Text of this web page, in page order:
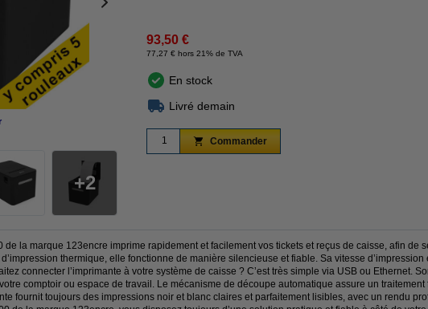
2
93,50 €
77,27 € hors 21% de TVA
En stock
Livré demain
Commander
de la marque 123encre imprime rapidement et facilement vos tickets et reçus de caisse, afin de
thermique, elle fonctionne de manière silencieuse et fiable. Sa vitesse d’impression
connecter l’imprimante à votre système de caisse ? C’est très simple via USB ou Ethernet.
comptoir ou espace de travail. Le mécanisme de découpe automatique assure un traitement
fournit toujours des impressions noir et blanc claires et parfaitement lisibles, avec un rendu